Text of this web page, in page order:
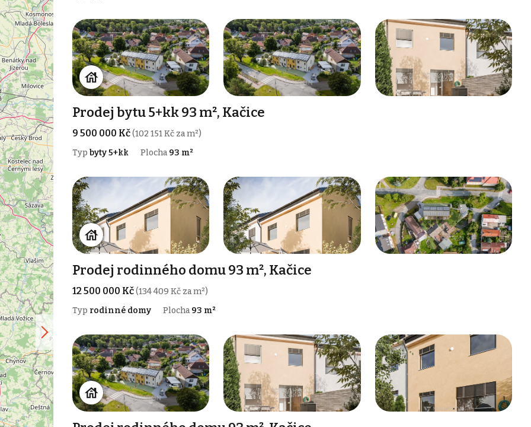
Prodej bytu 5+kk 93 m², Kačice
9 500 000 Kč(102 151 Kč za m²)
Typ byty 5+kk Plocha 93 m²
Prodej rodinného domu 93 m², Kačice
12 500 000 Kč(134 409 Kč za m²)
Typ rodinné domy Plocha 93 m²